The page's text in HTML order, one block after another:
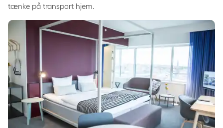
tænke på transport hjem.